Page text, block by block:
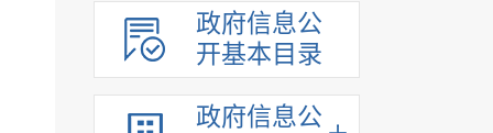
政府信息公
开基本目录
政府信息公